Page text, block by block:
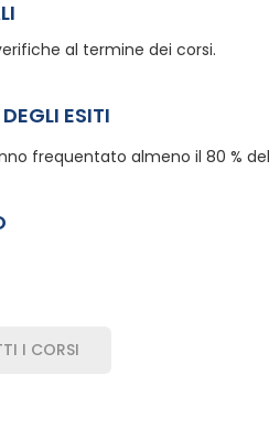
al termine dei corsi.
ESITI
frequentato almeno il 80 %
I CORSI